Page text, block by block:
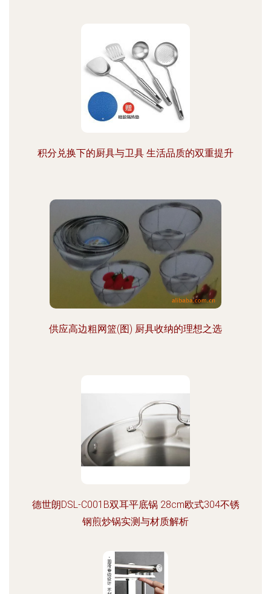
积分兑换下的厨具与卫具 生活品质的双重提升
供应高边粗网篮(图) 厨具收纳的理想之选
德世朗DSL-C001B双耳平底锅 28cm欧式304不锈
钢煎炒锅实测与材质解析